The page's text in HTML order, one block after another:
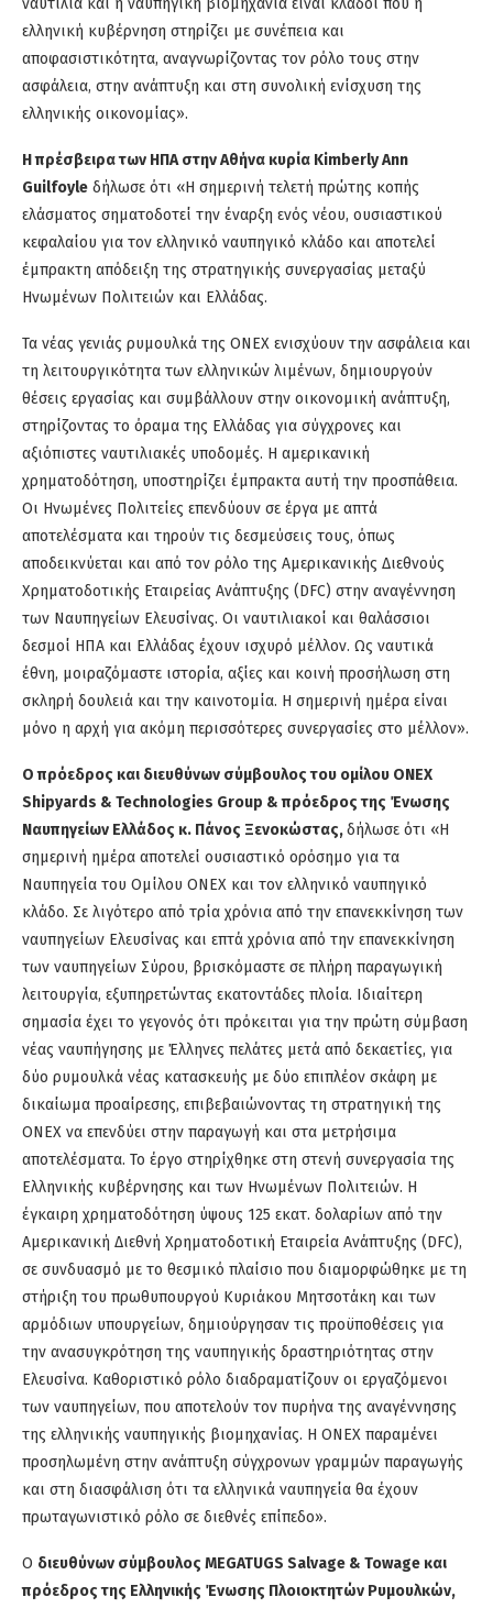
ναυτιλία και η ναυπηγική βιομηχανία είναι κλάδοι που η
ελληνική κυβέρνηση στηρίζει με συνέπεια και
αποφασιστικότητα, αναγνωρίζοντας τον ρόλο τους στην
ασφάλεια, στην ανάπτυξη και στη συνολική ενίσχυση της
ελληνικής οικονομίας».
Η πρέσβειρα των ΗΠΑ στην Αθήνα κυρία Kimberly Ann
Guilfoyle δήλωσε ότι «Η σημερινή τελετή πρώτης κοπής
ελάσματος σηματοδοτεί την έναρξη ενός νέου, ουσιαστικού
κεφαλαίου για τον ελληνικό ναυπηγικό κλάδο και αποτελεί
έμπρακτη απόδειξη της στρατηγικής συνεργασίας μεταξύ
Ηνωμένων Πολιτειών και Ελλάδας.
Τα νέας γενιάς ρυμουλκά της ONEX ενισχύουν την ασφάλεια και
τη λειτουργικότητα των ελληνικών λιμένων, δημιουργούν
θέσεις εργασίας και συμβάλλουν στην οικονομική ανάπτυξη,
στηρίζοντας το όραμα της Ελλάδας για σύγχρονες και
αξιόπιστες ναυτιλιακές υποδομές. Η αμερικανική
χρηματοδότηση, υποστηρίζει έμπρακτα αυτή την προσπάθεια.
Οι Ηνωμένες Πολιτείες επενδύουν σε έργα με απτά
αποτελέσματα και τηρούν τις δεσμεύσεις τους, όπως
αποδεικνύεται και από τον ρόλο της Αμερικανικής Διεθνούς
Χρηματοδοτικής Εταιρείας Ανάπτυξης (DFC) στην αναγέννηση
των Ναυπηγείων Ελευσίνας. Οι ναυτιλιακοί και θαλάσσιοι
δεσμοί ΗΠΑ και Ελλάδας έχουν ισχυρό μέλλον. Ως ναυτικά
έθνη, μοιραζόμαστε ιστορία, αξίες και κοινή προσήλωση στη
σκληρή δουλειά και την καινοτομία. Η σημερινή ημέρα είναι
μόνο η αρχή για ακόμη περισσότερες συνεργασίες στο μέλλον».
Ο πρόεδρος και διευθύνων σύμβουλος του ομίλου ONEX
Shipyards & Technologies Group & πρόεδρος της Ένωσης
Ναυπηγείων Ελλάδος κ. Πάνος Ξενοκώστας,δήλωσε ότι «Η
σημερινή ημέρα αποτελεί ουσιαστικό ορόσημο για τα
Ναυπηγεία του Ομίλου ΟΝΕΧ και τον ελληνικό ναυπηγικό
κλάδο. Σε λιγότερο από τρία χρόνια από την επανεκκίνηση των
ναυπηγείων Ελευσίνας και επτά χρόνια από την επανεκκίνηση
των ναυπηγείων Σύρου, βρισκόμαστε σε πλήρη παραγωγική
λειτουργία, εξυπηρετώντας εκατοντάδες πλοία. Ιδιαίτερη
σημασία έχει το γεγονός ότι πρόκειται για την πρώτη σύμβαση
νέας ναυπήγησης με Έλληνες πελάτες μετά από δεκαετίες, για
δύο ρυμουλκά νέας κατασκευής με δύο επιπλέον σκάφη με
δικαίωμα προαίρεσης, επιβεβαιώνοντας τη στρατηγική της
ONEX να επενδύει στην παραγωγή και στα μετρήσιμα
αποτελέσματα. Το έργο στηρίχθηκε στη στενή συνεργασία της
Ελληνικής κυβέρνησης και των Ηνωμένων Πολιτειών. Η
έγκαιρη χρηματοδότηση ύψους 125 εκατ. δολαρίων από την
Αμερικανική Διεθνή Χρηματοδοτική Εταιρεία Ανάπτυξης (DFC),
σε συνδυασμό με το θεσμικό πλαίσιο που διαμορφώθηκε με τη
στήριξη του πρωθυπουργού Κυριάκου Μητσοτάκη και των
αρμόδιων υπουργείων, δημιούργησαν τις προϋποθέσεις για
την ανασυγκρότηση της ναυπηγικής δραστηριότητας στην
Ελευσίνα. Καθοριστικό ρόλο διαδραματίζουν οι εργαζόμενοι
των ναυπηγείων, που αποτελούν τον πυρήνα της αναγέννησης
της ελληνικής ναυπηγικής βιομηχανίας. Η ONEX παραμένει
προσηλωμένη στην ανάπτυξη σύγχρονων γραμμών παραγωγής
και στη διασφάλιση ότι τα ελληνικά ναυπηγεία θα έχουν
πρωταγωνιστικό ρόλο σε διεθνές επίπεδο».
Ο διευθύνων σύμβουλος MEGATUGS Salvage & Towage και
πρόεδρος της Ελληνικής Ένωσης Πλοιοκτητών Ρυμουλκών,